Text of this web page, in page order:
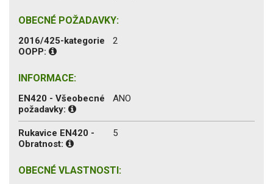
OBECNÉ POŽADAVKY:
2016/425-kategorie
OOPP:
2
INFORMACE:
EN420 - Všeobecné
požadavky:
ANO
Rukavice EN420 -
Obratnost:
5
OBECNÉ VLASTNOSTI: